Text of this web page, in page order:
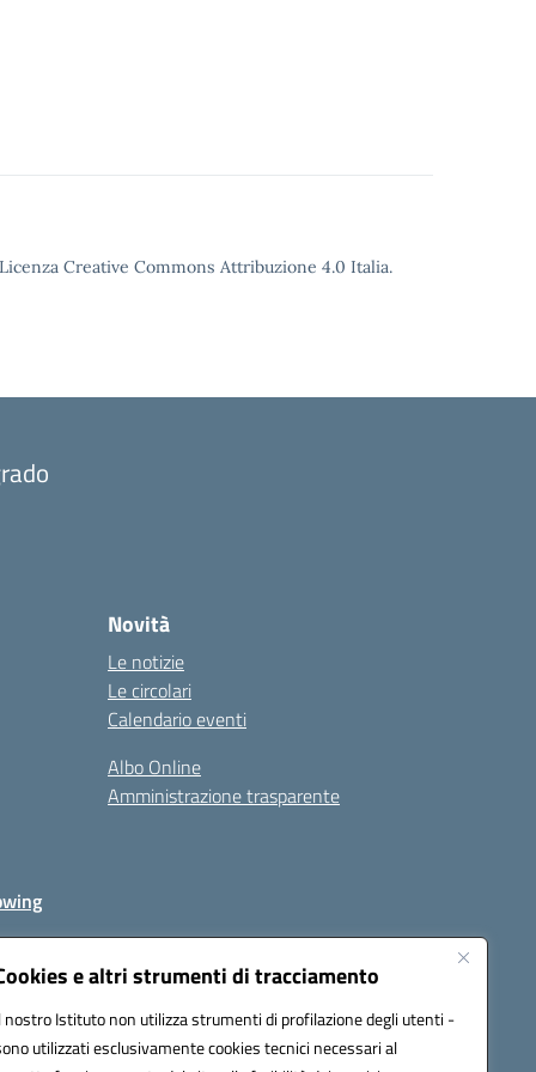
e altri strumenti di tracciamento
nostro Istituto non utilizza strumenti di profilazione degli utenti -
utilizzati esclusivamente cookies tecnici necessari al
Creative Commons Attribuzione 4.0 Italia.
Novità
Le notizie
Le circolari
Calendario eventi
Albo Online
Amministrazione trasparente